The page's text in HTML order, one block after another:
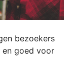
bezoekers
en goed voor